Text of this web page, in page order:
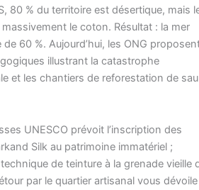
80 % du territoire est désertique, mais
le coton. Résultat : la mer
de 60 %. Aujourd’hui, les ONG
illustrant la catastrophe
et les chantiers de reforestation de
UNESCO prévoit l’inscription des
Silk au patrimoine immatériel ;
technique de teinture à la grenade vieille
par le quartier artisanal vous dévoile